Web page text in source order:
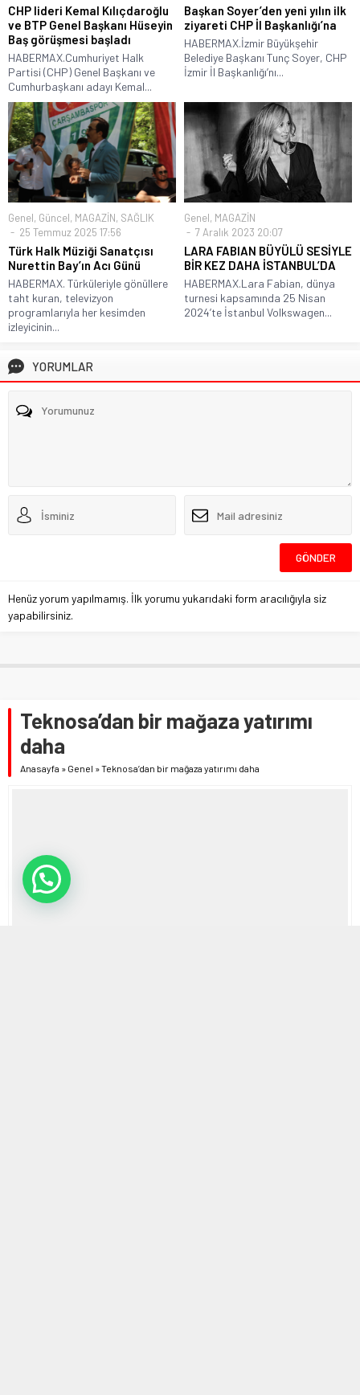
CHP lideri Kemal Kılıçdaroğlu
ve BTP Genel Başkanı Hüseyin
Baş görüşmesi başladı
HABERMAX.Cumhuriyet Halk
Partisi (CHP) Genel Başkanı ve
Cumhurbaşkanı adayı Kemal...
Başkan Soyer’den yeni yılın ilk
ziyareti CHP İl Başkanlığı’na
HABERMAX.İzmir Büyükşehir
Belediye Başkanı Tunç Soyer, CHP
İzmir İl Başkanlığı’nı...
Genel, Güncel, MAGAZİN, SAĞLIK
25 Temmuz 2025 17:56
Türk Halk Müziği Sanatçısı
Nurettin Bay’ın Acı Günü
HABERMAX. Türküleriyle gönüllere
taht kuran, televizyon
programlarıyla her kesimden
izleyicinin...
Genel, MAGAZİN
7 Aralık 2023 20:07
LARA FABIAN BÜYÜLÜ SESİYLE
BİR KEZ DAHA İSTANBUL’DA
HABERMAX.Lara Fabian, dünya
turnesi kapsamında 25 Nisan
2024’te İstanbul Volkswagen...
YORUMLAR
Henüz yorum yapılmamış. İlk yorumu yukarıdaki form aracılığıyla siz
yapabilirsiniz.
Teknosa’dan bir mağaza yatırımı
daha
Anasayfa » Genel »Teknosa’dan bir mağaza yatırımı daha